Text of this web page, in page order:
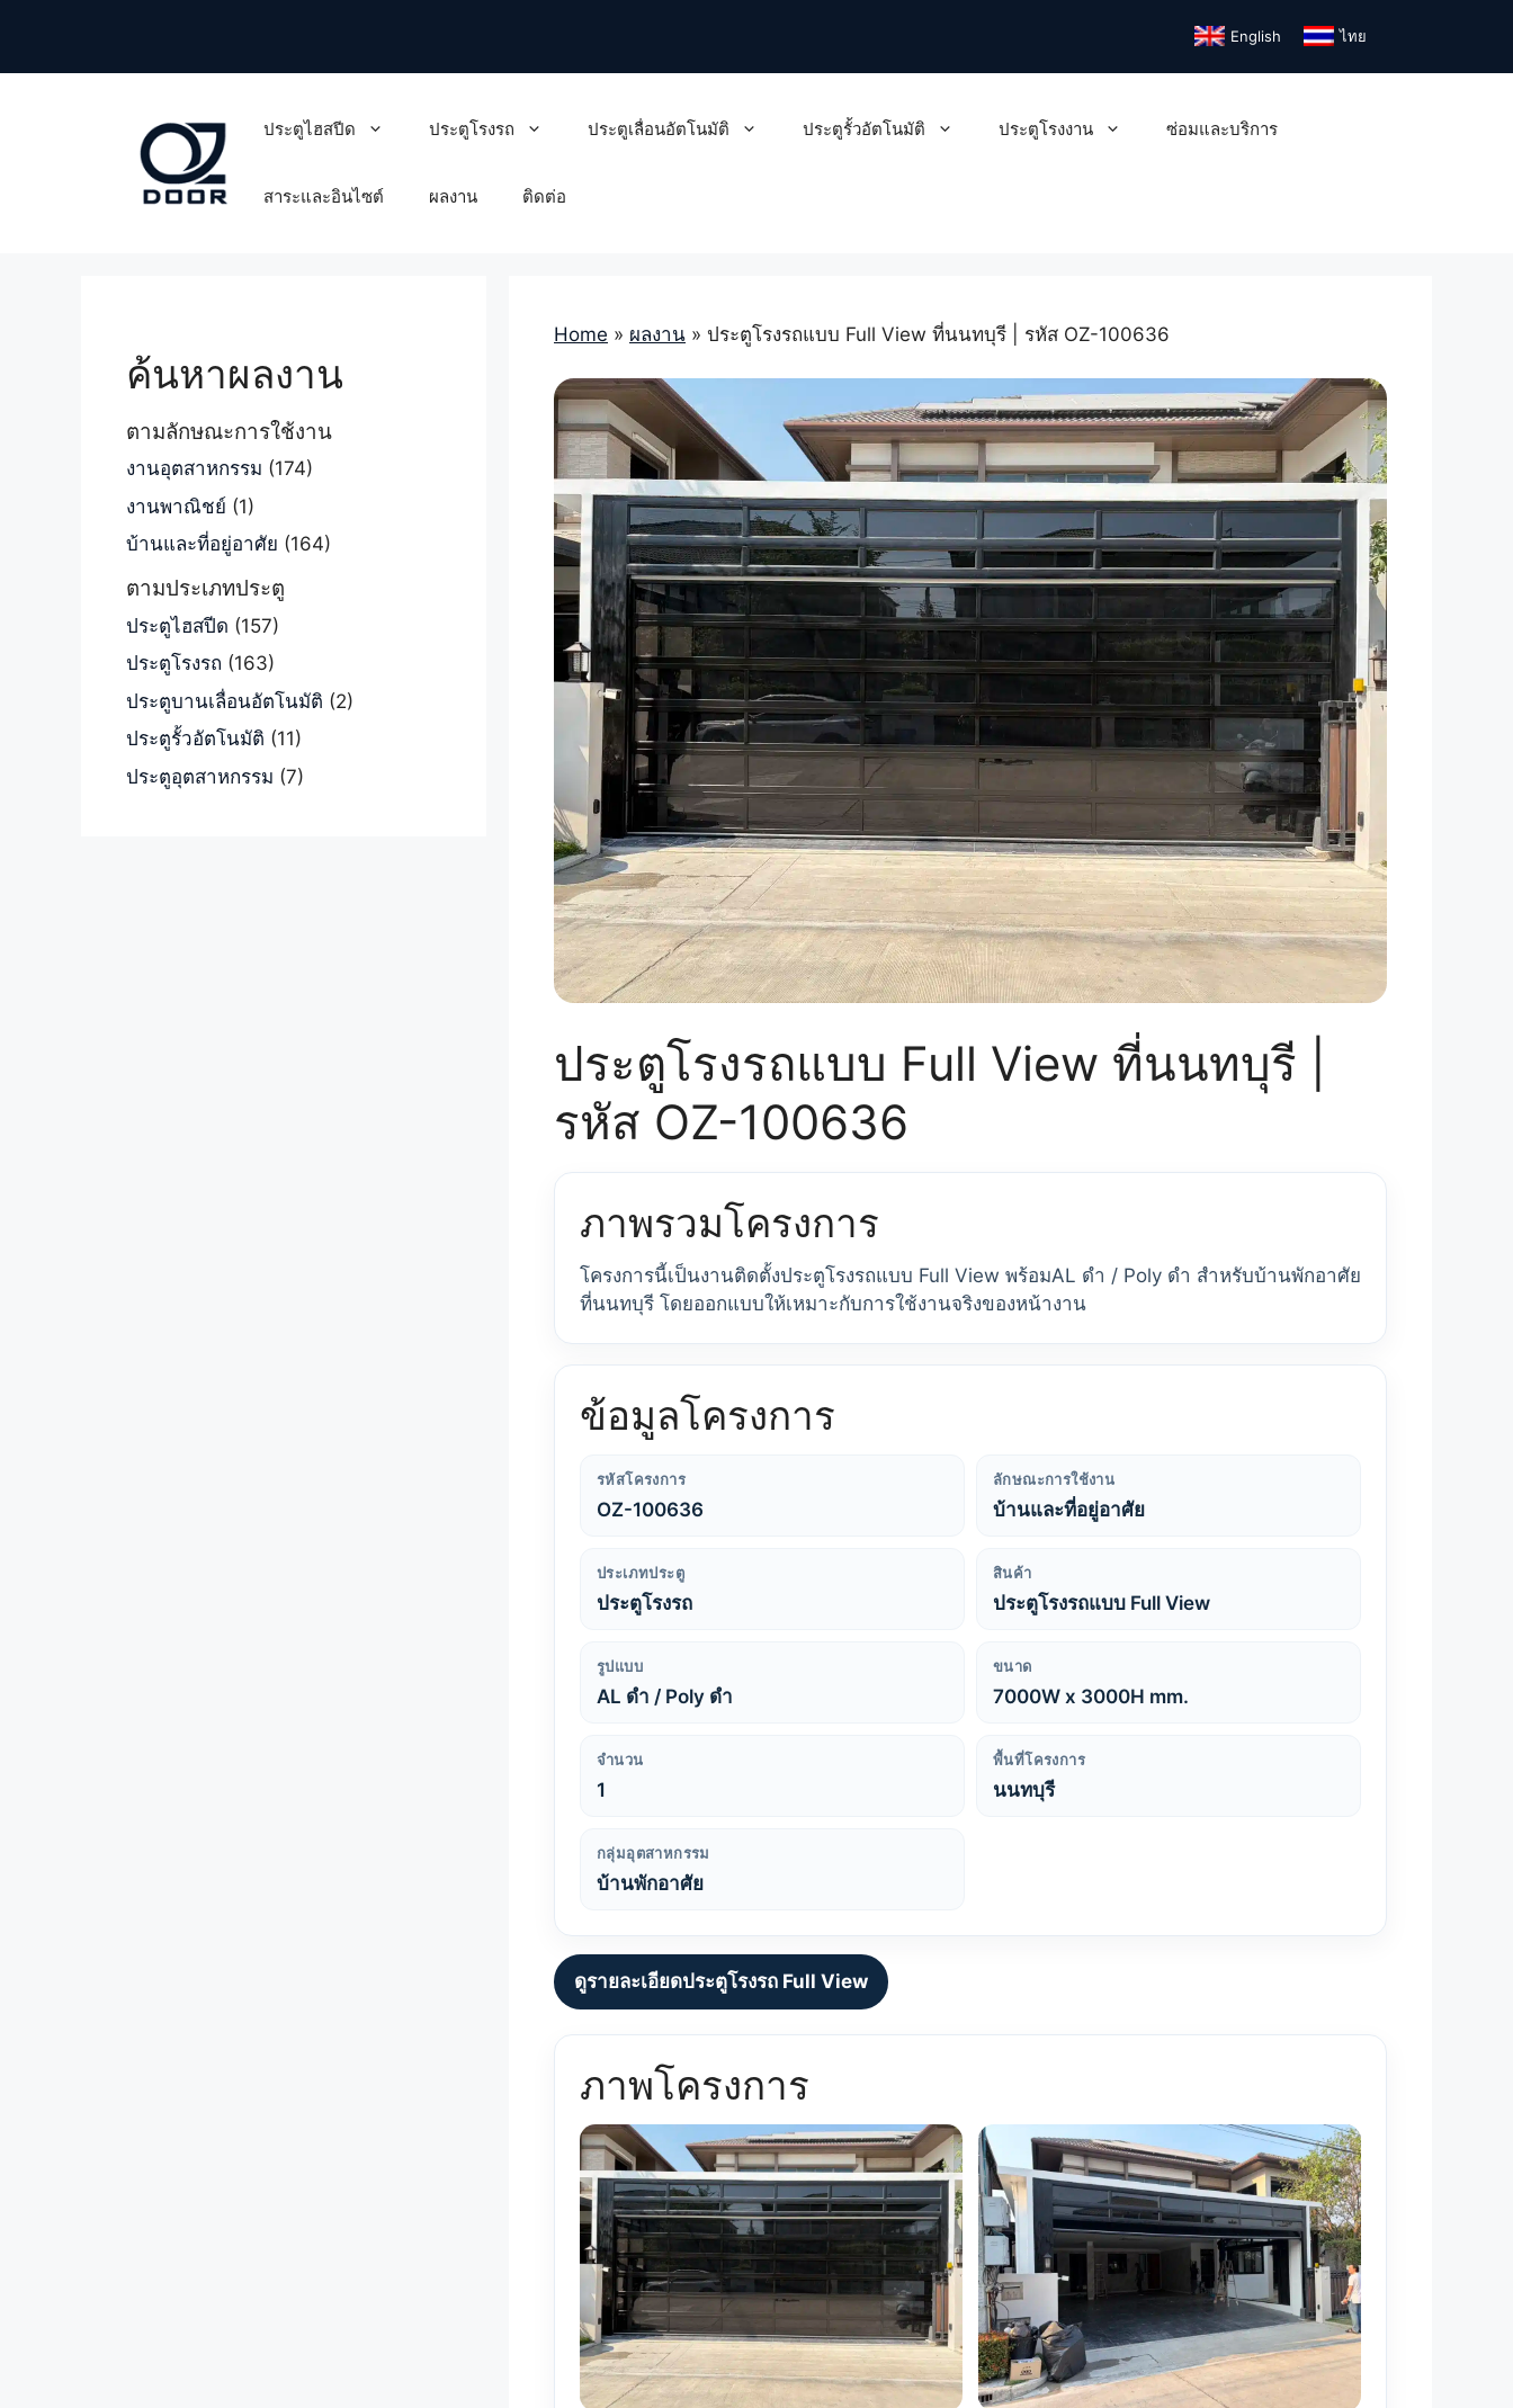
content
English ไทย
ประตูไฮสปีด ประตูโรงรถ ประตูเลื่อนอัตโนมัติ ประตูรั้วอัตโนมัติ ประตูโรงงาน ซ่อมและบริการ
สาระและอินไซต์ ผลงาน ติดต่อ
Home » ผลงาน » ประตูโรงรถแบบ Full View ที่นนทบุรี | รหัส OZ-100636
ประตูโรงรถแบบ Full View ที่นนทบุรี |
รหัส OZ-100636
ภาพรวมโครงการ
โครงการนี้เป็นงานติดตั้งประตูโรงรถแบบ Full View พร้อมAL ดำ / Poly ดำ สำหรับบ้านพักอาศัย
ที่นนทบุรี โดยออกแบบให้เหมาะกับการใช้งานจริงของหน้างาน
ข้อมูลโครงการ
รหัสโครงการ
OZ-100636
ลักษณะการใช้งาน
บ้านและที่อยู่อาศัย
ประเภทประตู
ประตูโรงรถ
สินค้า
ประตูโรงรถแบบ Full View
รูปแบบ
AL ดำ / Poly ดำ
ขนาด
7000W x 3000H mm.
จำนวน
1
พื้นที่โครงการ
นนทบุรี
กลุ่มอุตสาหกรรม
บ้านพักอาศัย
ดูรายละเอียดประตูโรงรถ Full View
ภาพโครงการ
ค้นหาผลงาน
ตามลักษณะการใช้งาน
งานอุตสาหกรรม (174)
งานพาณิชย์ (1)
บ้านและที่อยู่อาศัย (164)
ตามประเภทประตู
ประตูไฮสปีด (157)
ประตูโรงรถ (163)
ประตูบานเลื่อนอัตโนมัติ (2)
ประตูรั้วอัตโนมัติ (11)
ประตูอุตสาหกรรม (7)